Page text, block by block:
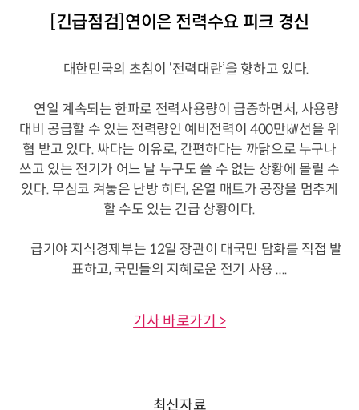
[긴급점검]연이은 전력수요 피크 경신
대한민국의 초침이 ‘전력대란’을 향하고 있다.
연일 계속되는 한파로 전력사용량이 급증하면서, 사용량
대비 공급할 수 있는 전력량인 예비전력이 400만㎾선을 위
협 받고 있다. 싸다는 이유로, 간편하다는 까닭으로 누구나
쓰고 있는 전기가 어느 날 누구도 쓸 수 없는 상황에 몰릴 수
있다. 무심코 켜놓은 난방 히터, 온열 매트가 공장을 멈추게
할 수도 있는 긴급 상황이다.
급기야 지식경제부는 12일 장관이 대국민 담화를 직접 발
표하고, 국민들의 지혜로운 전기 사용 ....
기사 바로가기 >
최신자료